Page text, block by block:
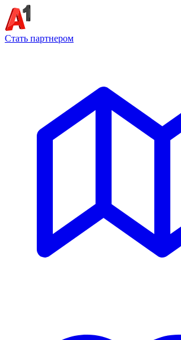
Стать партнером